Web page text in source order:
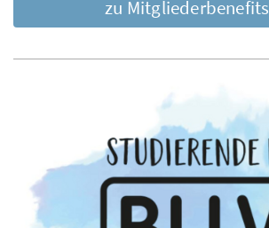
zu Mitgliederbenefits